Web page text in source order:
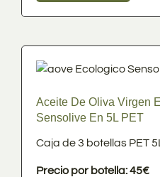
Sin categorizar(1)
Aceite De Oliva Virgen
Sensolive En 5L PET
Caja de 3 botellas PET
Precio por botella: 45€